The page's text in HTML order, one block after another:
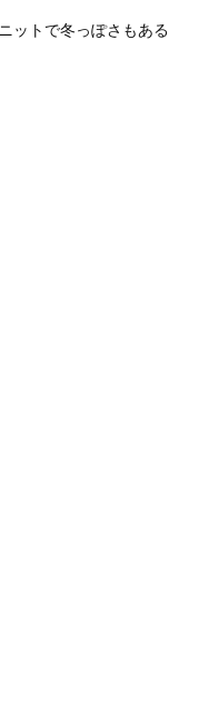
ットで冬っぽさもある